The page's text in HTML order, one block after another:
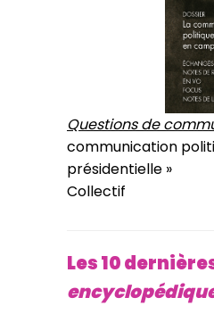
Questions de
communication
présidentielle »
Collectif
Les 10